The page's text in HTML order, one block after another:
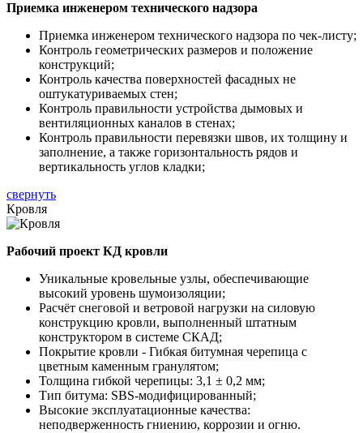
Приемка инженером технического надзора
Приемка инженером технического надзора по чек-листу;
Контроль геометрических размеров и положение
конструкций;
Контроль качества поверхностей фасадных не
оштукатуриваемых стен;
Контроль правильности устройства дымовых и
вентиляционных каналов в стенах;
Контроль правильности перевязки швов, их толщину и
заполнение, а также горизонтальность рядов и
вертикальность углов кладки;
свернуть
Кровля
Рабочий проект КД кровли
Уникальные кровельные узлы, обеспечивающие
высокий уровень шумоизоляции;
Расчёт снеговой и ветровой нагрузки на силовую
конструкцию кровли, выполненный штатным
конструктором в системе СКАД;
Покрытие кровли - Гибкая битумная черепица с
цветным каменным гранулятом;
Толщина гибкой черепицы: 3,1 ± 0,2 мм;
Тип битума: SBS-модифицированный;
Высокие эксплуатационные качества:
неподверженность гниению, коррозии и огню.